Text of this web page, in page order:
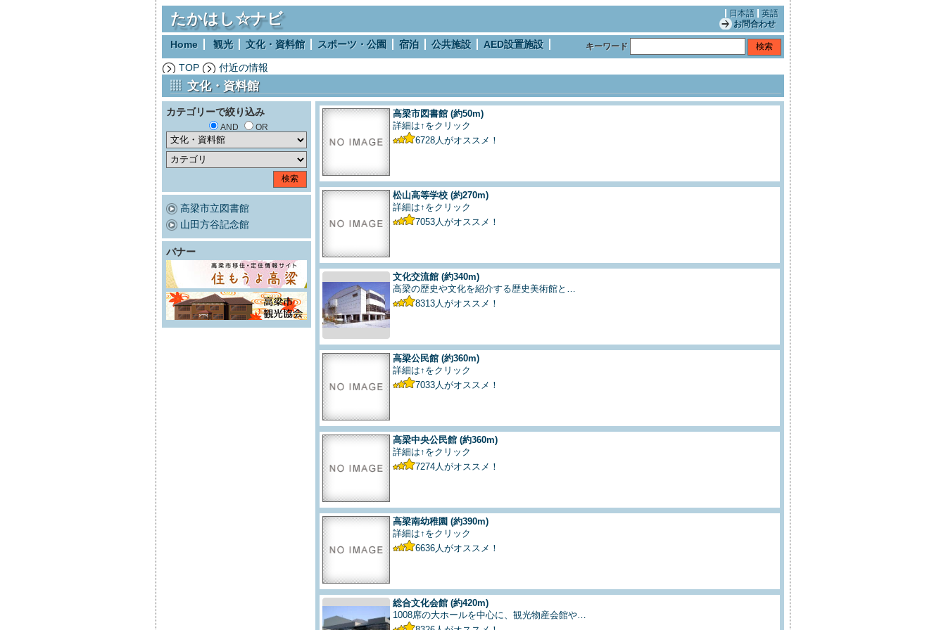
たかはし☆ナビ 日本語
英語
お問合わせ
Home 観光 文化・資料館 スポーツ・公園 宿泊 公共施設 AED設置施設 キーワード
TOP 付近の情報
文化・資料館
カテゴリーで絞り込み
AND OR
高梁市立図書館
山田方谷記念館
バナー
高梁市図書館 (約50m)
詳細は↑をクリック
6728 人がオススメ！
松山高等学校 (約270m)
詳細は↑をクリック
7053 人がオススメ！
文化交流館 (約340m)
高梁の歴史や文化を紹介する歴史美術館と…
8313 人がオススメ！
高梁公民館 (約360m)
詳細は↑をクリック
7033 人がオススメ！
高梁中央公民館 (約360m)
詳細は↑をクリック
7274 人がオススメ！
高梁南幼稚園 (約390m)
詳細は↑をクリック
6636 人がオススメ！
総合文化会館 (約420m)
1008席の大ホールを中心に、観光物産会館や…